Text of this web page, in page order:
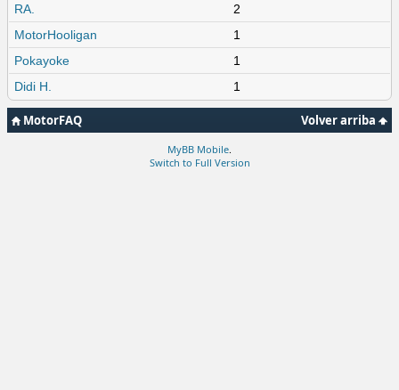
RA.
2
MotorHooligan
1
Pokayoke
1
Didi H.
1
Volver arriba
MotorFAQ
MyBB Mobile
Switch to Full Version